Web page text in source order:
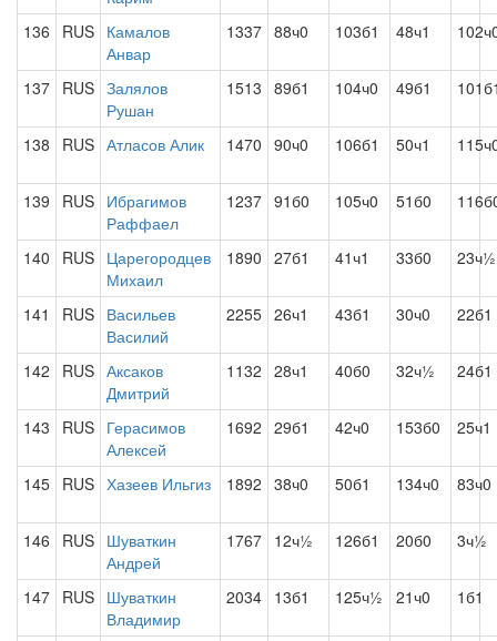
136 RUS Камалов
Анвар
1337 88ч0 103б1 48ч1
137 RUS Залялов
Рушан
1513 89б1 104ч0 49б1
138 RUS Атласов Алик 1470 90ч0 106б1 50ч1
139 RUS Ибрагимов
Раффаел
1237 91б0 105ч0 51б0
140 RUS Царегородцев
Михаил
1890 27б1 41ч1 33б0 23ч½
141 RUS Васильев
Василий
2255 26ч1 43б1 30ч0 22б1
142 RUS Аксаков
Дмитрий
1132 28ч1 40б0 32ч½ 24б1
143 RUS Герасимов
Алексей
1692 29б1 42ч0 153б0 25ч1
145 RUS Хазеев Ильгиз 1892 38ч0 50б1 134ч0 83ч0
146 RUS Шуваткин
Андрей
1767 12ч½ 126б1 20б0 3ч½
147 RUS Шуваткин
Владимир
2034 13б1 125ч½ 21ч0 1б1